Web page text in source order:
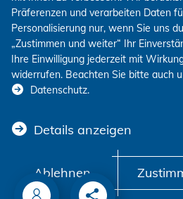
Präferenzen und verarbeiten Daten
Personalisierung nur, wenn Sie uns
„Zustimmen und weiter“ Ihr
Ihre Einwilligung jederzeit mit
widerrufen. Beachten Sie bitte auch
Datenschutz.
Details anzeigen
Ablehnen